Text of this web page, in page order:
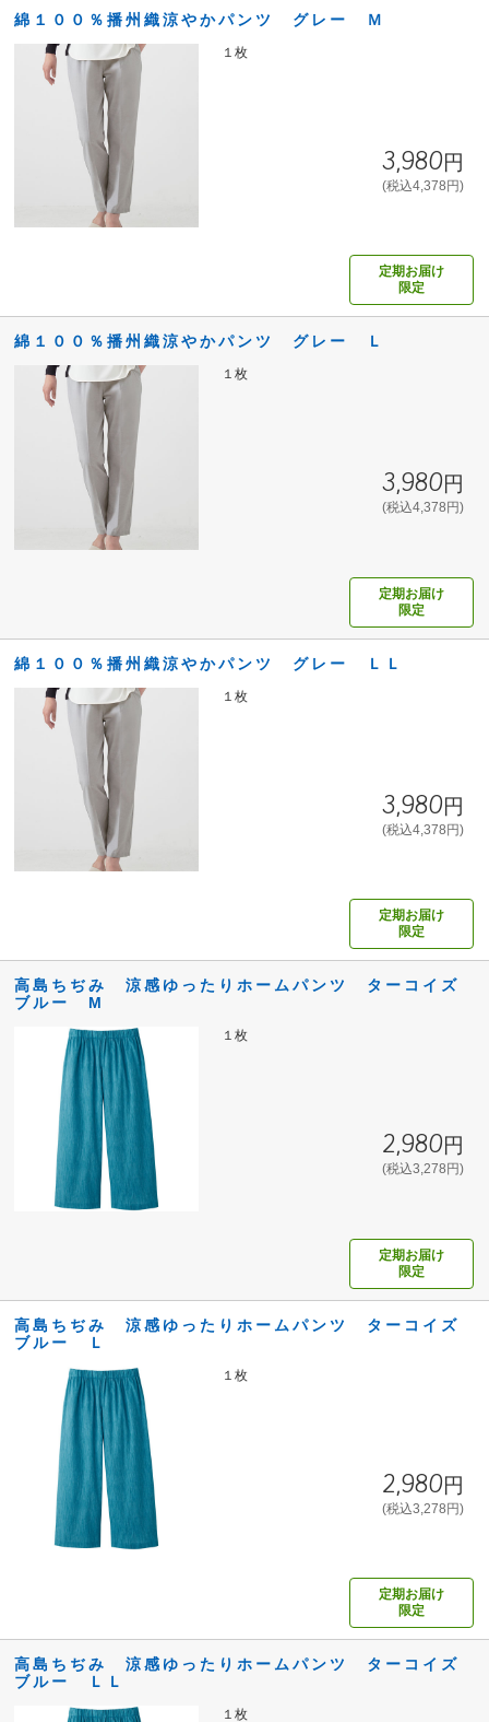
綿１００％播州織涼やかパンツ グレー Ｍ
１枚
3,980円
(税込4,378円)
定期お届け
限定
綿１００％播州織涼やかパンツ グレー Ｌ
１枚
3,980円
(税込4,378円)
定期お届け
限定
綿１００％播州織涼やかパンツ グレー ＬＬ
１枚
3,980円
(税込4,378円)
定期お届け
限定
高島ちぢみ 涼感ゆったりホームパンツ ターコイズ
ブルー M
１枚
2,980円
(税込3,278円)
定期お届け
限定
高島ちぢみ 涼感ゆったりホームパンツ ターコイズ
ブルー Ｌ
１枚
2,980円
(税込3,278円)
定期お届け
限定
高島ちぢみ 涼感ゆったりホームパンツ ターコイズ
ブルー ＬＬ
１枚